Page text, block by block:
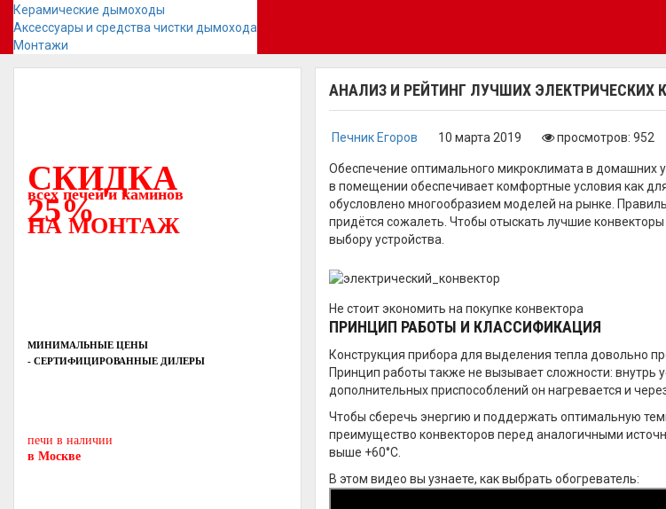
Керамические дымоходы
Аксессуары и средства чистки дымохода
Монтажи
СКИДКА
всех печей и каминов
25%
НА МОНТАЖ
МИНИМАЛЬНЫЕ ЦЕНЫ
- СЕРТИФИЦИРОВАННЫЕ ДИЛЕРЫ
печи в наличии
в Москве
АНАЛИЗ И РЕЙТИНГ ЛУЧШИХ
Печник Егоров 10 марта 2019 просмотров: 952
Обеспечение оптимального микроклимата в домашних
в помещении обеспечивает комфортные условия как
обусловлено многообразием моделей на рынке.
придётся сожалеть. Чтобы отыскать лучшие
выбору устройства.
Не стоит экономить на покупке конвектора
ПРИНЦИП РАБОТЫ И КЛАССИФИКАЦИЯ
Конструкция прибора для выделения тепла довольно
Принцип работы также не вызывает сложности:
дополнительных приспособлений он нагревается и
Чтобы сберечь энергию и поддержать оптимальную
преимущество конвекторов перед аналогичными
выше +60°C.
В этом видео вы узнаете, как выбрать обогреватель: